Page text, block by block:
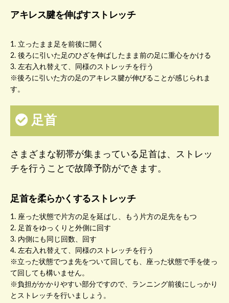
アキレス腱を伸ばすストレッチ
1. 立ったまま足を前後に開く
2. 後ろに引いた足のひざを伸ばしたまま前の足に重心をかける
3. 左右入れ替えて、同様のストレッチを行う
※後ろに引いた方の足のアキレス腱が伸びることが感じられま
す。
足首
さまざまな靭帯が集まっている足首は、ストレッ
チを行うことで故障予防ができます。
足首を柔らかくするストレッチ
1. 座った状態で片方の足を延ばし、もう片方の足先をもつ
2. 足首をゆっくりと外側に回す
3. 内側にも同じ回数、回す
4. 左右入れ替えて、同様のストレッチを行う
※立った状態でつま先をついて回しても、座った状態で手を使っ
て回しても構いません。
※負担がかかりやすい部分ですので、ランニング前後にしっかり
とストレッチを行いましょう。